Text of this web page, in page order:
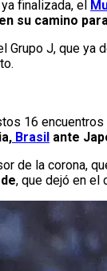
finalizada, el
su camino
Grupo J, que ya
16
Brasil ante
de la corona,
, que dejó en el